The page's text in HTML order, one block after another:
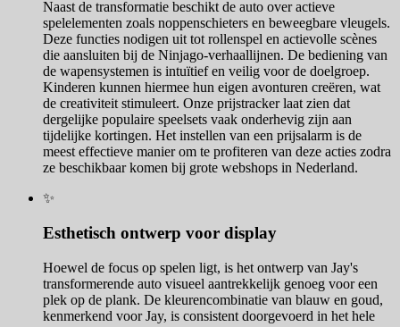
Naast de transformatie beschikt de auto over actieve
spelelementen zoals noppenschieters en beweegbare vleugels.
Deze functies nodigen uit tot rollenspel en actievolle scènes
die aansluiten bij de Ninjago-verhaallijnen. De bediening van
de wapensystemen is intuïtief en veilig voor de doelgroep.
Kinderen kunnen hiermee hun eigen avonturen creëren, wat
de creativiteit stimuleert. Onze prijstracker laat zien dat
dergelijke populaire speelsets vaak onderhevig zijn aan
tijdelijke kortingen. Het instellen van een prijsalarm is de
meest effectieve manier om te profiteren van deze acties zodra
ze beschikbaar komen bij grote webshops in Nederland.
✨
Esthetisch ontwerp voor display
Hoewel de focus op spelen ligt, is het ontwerp van Jay's
transformerende auto visueel aantrekkelijk genoeg voor een
plek op de plank. De kleurencombinatie van blauw en goud,
kenmerkend voor Jay, is consistent doorgevoerd in het hele